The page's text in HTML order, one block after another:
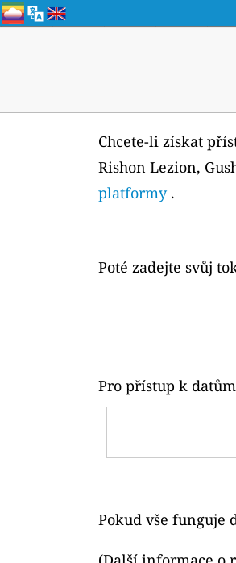
Chcete-li získat
Rishon Lezion,
platformy.
Poté zadejte svůj
Pro přístup k
Pokud vše funguje